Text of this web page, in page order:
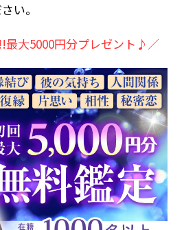
い。
最大5000円分プレゼント♪／